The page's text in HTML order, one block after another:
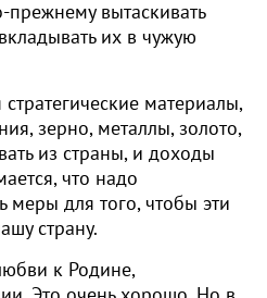
вытаскивать
их в чужую
материалы,
зерно, металлы, золото,
из страны, и доходы
что надо
для того, чтобы эти
страну.
к Родине,